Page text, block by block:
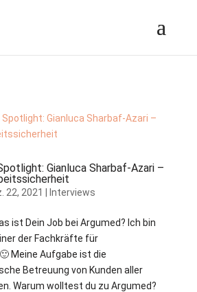
Gianluca Sharbaf-Azari –
22, 2021 Interviews
ist Dein Job bei Argumed? Ich bin
der Fachkräfte für
Meine Aufgabe ist die
Betreuung von Kunden aller
Warum wolltest du zu Argumed?